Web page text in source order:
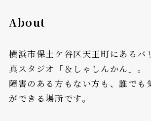
About
横浜市保土ケ谷区天王町にあるバ
真スタジオ「＆しゃしんかん」。
障害のある方もない方も、誰でも
ができる場所です。